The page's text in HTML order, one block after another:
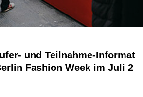
und Teilnahme-Informat
Fashion Week im Juli 2